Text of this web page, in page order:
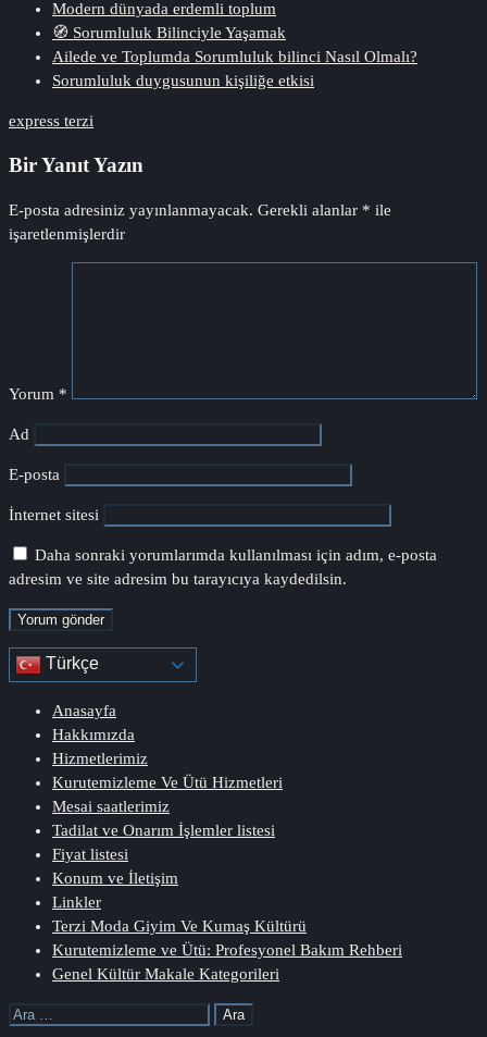
Modern dünyada erdemli toplum
🧭 Sorumluluk Bilinciyle Yaşamak
Ailede ve Toplumda Sorumluluk bilinci Nasıl Olmalı?
Sorumluluk duygusunun kişiliğe etkisi
express terzi
Bir Yanıt Yazın
E-posta adresiniz yayınlanmayacak. Gerekli alanlar * ile
işaretlenmişlerdir
Yorum *
Ad
E-posta
İnternet sitesi
Daha sonraki yorumlarımda kullanılması için adım, e-posta
adresim ve site adresim bu tarayıcıya kaydedilsin.
Türkçe
Anasayfa
Hakkımızda
Hizmetlerimiz
Kurutemizleme Ve Ütü Hizmetleri
Mesai saatlerimiz
Tadilat ve Onarım İşlemler listesi
Fiyat listesi
Konum ve İletişim
Linkler
Terzi Moda Giyim Ve Kumaş Kültürü
Kurutemizleme ve Ütü: Profesyonel Bakım Rehberi
Genel Kültür Makale Kategorileri
Arama: